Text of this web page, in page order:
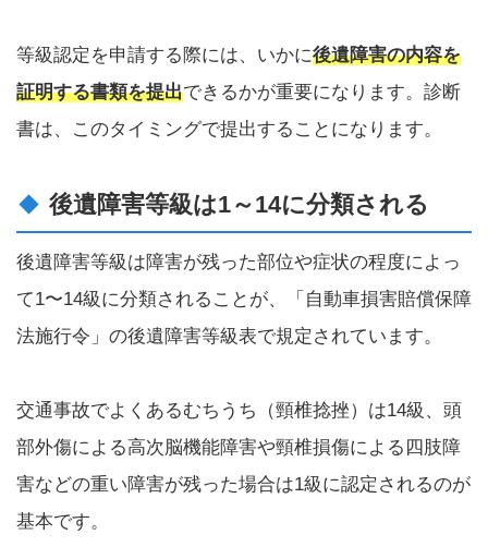
等級認定を申請する際には、いかに後遺障害の内容を
証明する書類を提出できるかが重要になります。診断
書は、このタイミングで提出することになります。
後遺障害等級は1～14に分類される
後遺障害等級は障害が残った部位や症状の程度によっ
て1〜14級に分類されることが、「自動車損害賠償保障
法施行令」​​​の後遺障害等級表で規定されています。
交通事故でよくあるむちうち（頸椎捻挫）は14級、頭
部外傷による高次脳機能障害や頸椎損傷による四肢障
害などの重い障害が残った場合は1級に認定されるのが
基本です。